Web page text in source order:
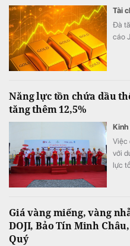
Tài
Đà
cáo
Năng lực tồn chứa dầu
tăng thêm 12,5%
Kinh
Việc
với
lực
còn
Giá vàng miếng, vàng
DOJI, Bảo Tín Minh
Quý